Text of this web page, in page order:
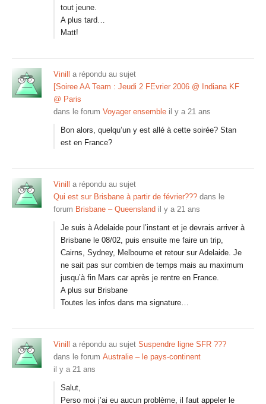
tout jeune.
A plus tard…
Matt!
Vinill
a répondu au sujet
[Soiree AA Team : Jeudi 2 FEvrier 2006 @ Indiana KF
@ Paris
dans le forum Voyager ensemble il y a 21 ans
Bon alors, quelqu’un y est allé à cette soirée? Stan
est en France?
Vinill
a répondu au sujet
Qui est sur Brisbane à partir de février??? dans le
forum Brisbane – Queensland il y a 21 ans
Je suis à Adelaide pour l’instant et je devrais arriver à
Brisbane le 08/02, puis ensuite me faire un trip,
Cairns, Sydney, Melbourne et retour sur Adelaide. Je
ne sait pas sur combien de temps mais au maximum
jusqu’à fin Mars car après je rentre en France.
A plus sur Brisbane
Toutes les infos dans ma signature…
Vinill a répondu au sujet Suspendre ligne SFR ???
dans le forum Australie – le pays-continent
il y a 21 ans
Salut,
Perso moi j’ai eu aucun problème, il faut appeler le